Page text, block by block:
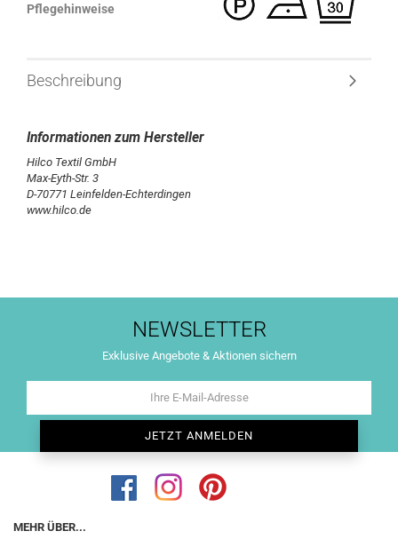
Pflegehinweise
Beschreibung
Hilco Textil GmbH
Max-Eyth-Str. 3
D-70771 Leinfelden-Echterdingen
www.hilco.de
NEWSLETTER
Exklusive Angebote & Aktionen sichern
MEHR ÜBER...